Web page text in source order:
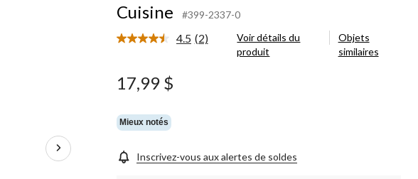
Cuisine
#399-2337-0
4.5 Lire
(2)
Voir détails du
produit
Objets
similaires
17,99 $
Mieux notés
Inscrivez-vous aux alertes de soldes